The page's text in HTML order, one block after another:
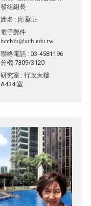
發組組長
姓名 :邱 顯正
電子郵件 :
hcchiu@uch.edu.tw
聯絡電話 : 03-4581196
分機 7309/3120
研究室 : 行政大樓
A434 室